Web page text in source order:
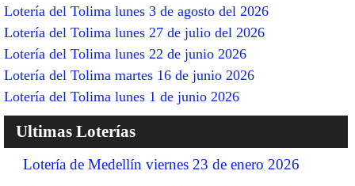
Lotería del Tolima lunes 3 de agosto del 2026
Lotería del Tolima lunes 27 de julio del 2026
Lotería del Tolima lunes 22 de junio 2026
Lotería del Tolima martes 16 de junio 2026
Lotería del Tolima lunes 1 de junio 2026
Ultimas Loterías
Lotería de Medellín viernes 23 de enero 2026